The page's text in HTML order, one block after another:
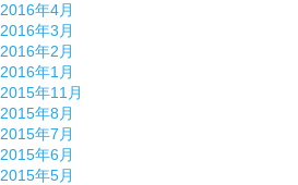
2016年4月
2016年3月
2016年2月
2016年1月
2015年11月
2015年8月
2015年7月
2015年6月
2015年5月